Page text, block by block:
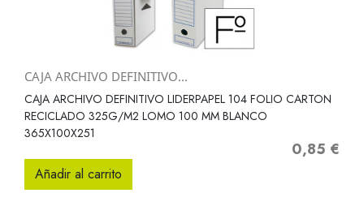
CAJA ARCHIVO DEFINITIVO...
CAJA ARCHIVO DEFINITIVO LIDERPAPEL 104 FOLIO CARTON
RECICLADO 325G/M2 LOMO 100 MM BLANCO
365X100X251
Precio
0,85 €
Añadir al carrito